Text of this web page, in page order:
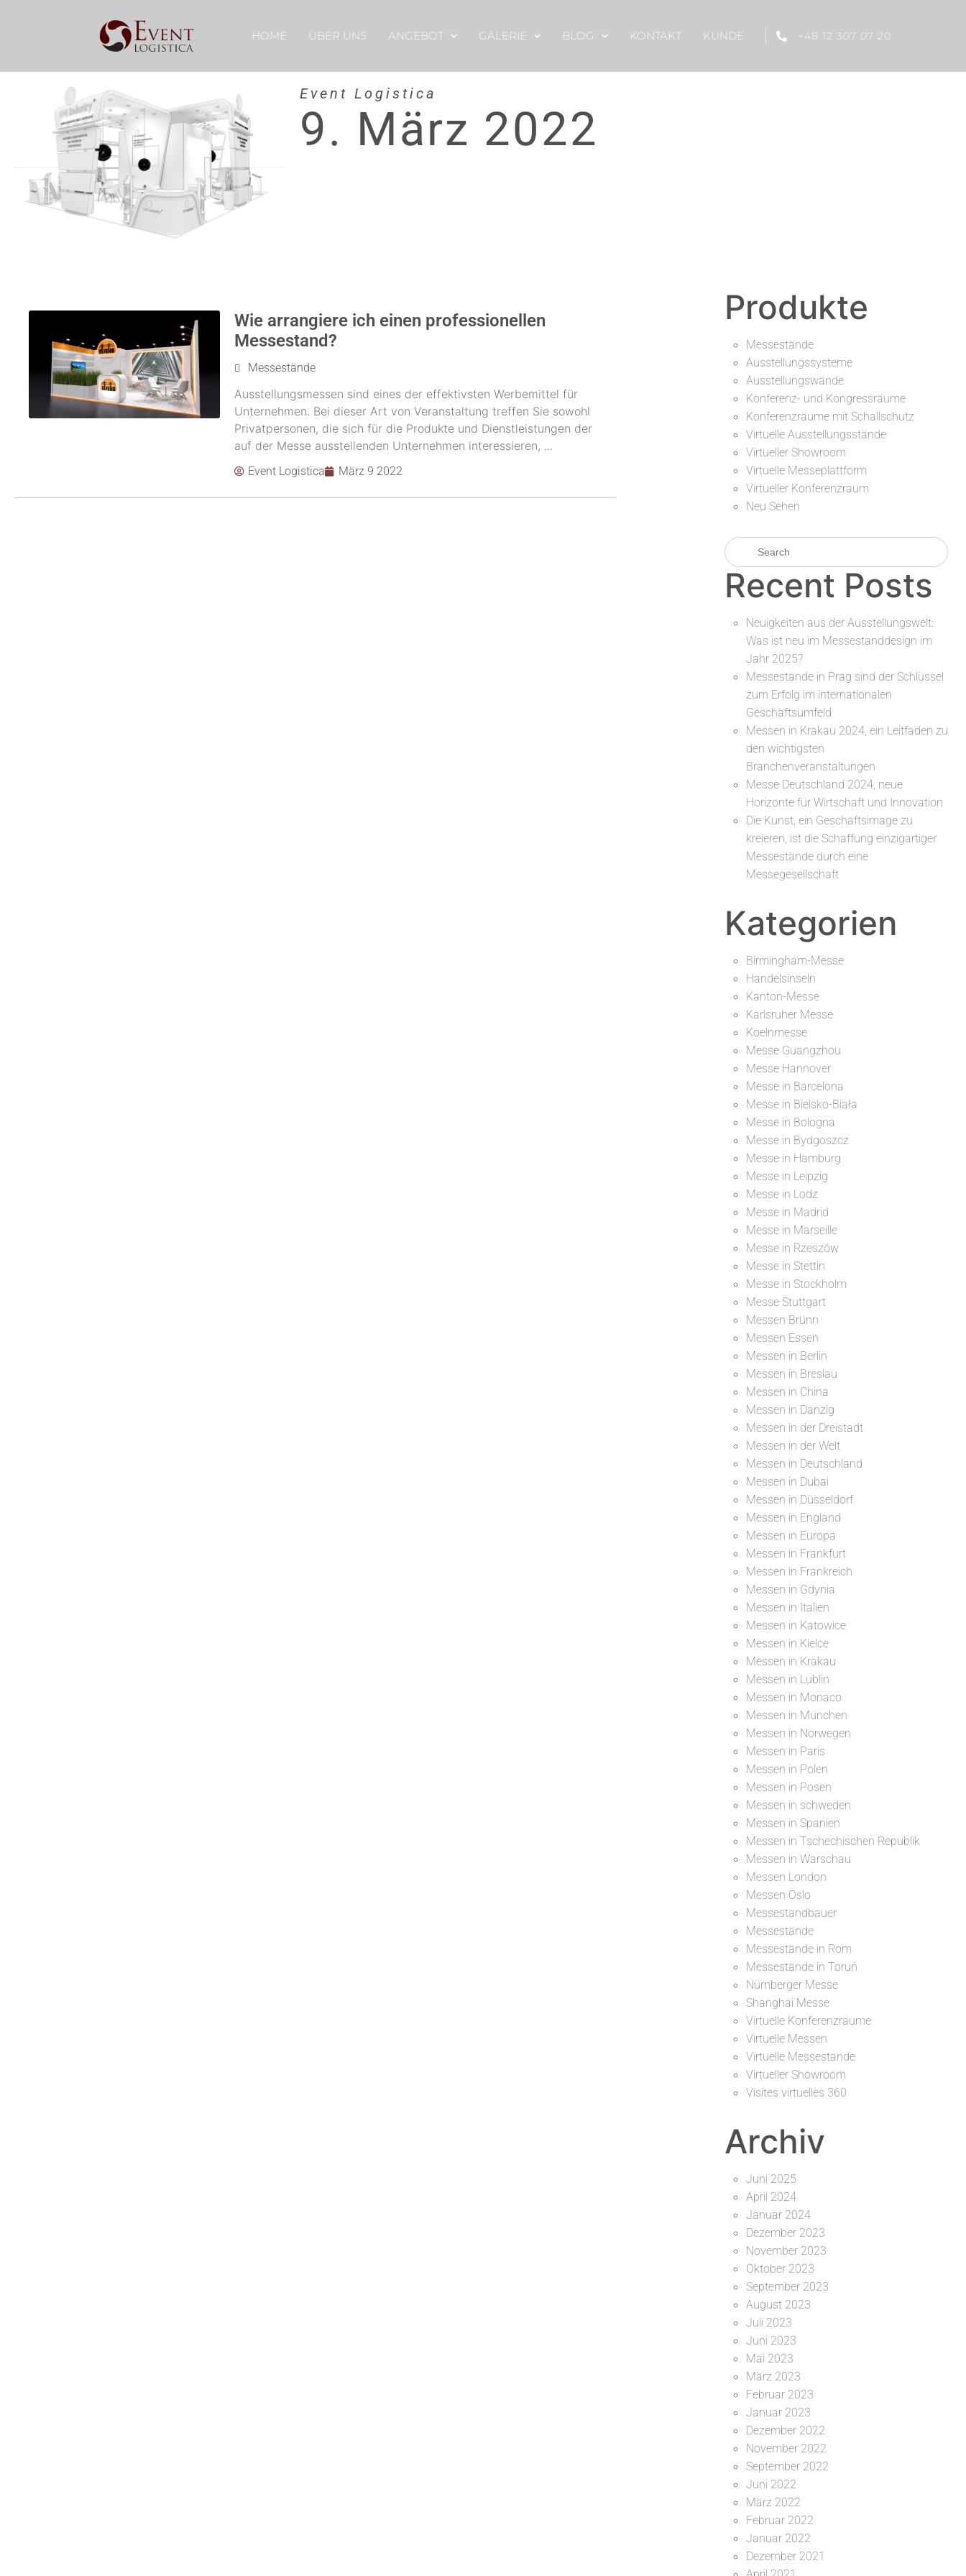
HOME ÜBER UNS ANGEBOT GALERIE BLOG KONTAKT KUNDE +48 12 307 07 20
Event Logistica
9. März 2022
Wie arrangiere ich einen professionellen
Messestand?
Messestände
Ausstellungsmessen sind eines der effektivsten Werbemittel für
Unternehmen. Bei dieser Art von Veranstaltung treffen Sie sowohl
Privatpersonen, die sich für die Produkte und Dienstleistungen der
auf der Messe ausstellenden Unternehmen interessieren, ...
Event Logistica März 9 2022
Produkte
Messestände
Ausstellungssysteme
Ausstellungswände
Konferenz- und Kongressräume
Konferenzräume mit Schallschutz
Virtuelle Ausstellungsstände
Virtueller Showroom
Virtuelle Messeplattform
Virtueller Konferenzraum
Neu Sehen
Recent Posts
Neuigkeiten aus der Ausstellungswelt:
Was ist neu im Messestanddesign im
Jahr 2025?
Messestände in Prag sind der Schlüssel
zum Erfolg im internationalen
Geschäftsumfeld
Messen in Krakau 2024, ein Leitfaden zu
den wichtigsten
Branchenveranstaltungen
Messe Deutschland 2024, neue
Horizonte für Wirtschaft und Innovation
Die Kunst, ein Geschäftsimage zu
kreieren, ist die Schaffung einzigartiger
Messestände durch eine
Messegesellschaft
Kategorien
Birmingham-Messe
Handelsinseln
Kanton-Messe
Karlsruher Messe
Koelnmesse
Messe Guangzhou
Messe Hannover
Messe in Barcelona
Messe in Bielsko-Biała
Messe in Bologna
Messe in Bydgoszcz
Messe in Hamburg
Messe in Leipzig
Messe in Lodz
Messe in Madrid
Messe in Marseille
Messe in Rzeszów
Messe in Stettin
Messe in Stockholm
Messe Stuttgart
Messen Brünn
Messen Essen
Messen in Berlin
Messen in Breslau
Messen in China
Messen in Danzig
Messen in der Dreistadt
Messen in der Welt
Messen in Deutschland
Messen in Dubai
Messen in Düsseldorf
Messen in England
Messen in Europa
Messen in Frankfurt
Messen in Frankreich
Messen in Gdynia
Messen in Italien
Messen in Katowice
Messen in Kielce
Messen in Krakau
Messen in Lublin
Messen in Monaco
Messen in München
Messen in Norwegen
Messen in Paris
Messen in Polen
Messen in Posen
Messen in schweden
Messen in Spanien
Messen in Tschechischen Republik
Messen in Warschau
Messen London
Messen Oslo
Messestandbauer
Messestände
Messestände in Rom
Messestände in Toruń
Nürnberger Messe
Shanghai Messe
Virtuelle Konferenzräume
Virtuelle Messen
Virtuelle Messestände
Virtueller Showroom
Visites virtuelles 360
Archiv
Juni 2025
April 2024
Januar 2024
Dezember 2023
November 2023
Oktober 2023
September 2023
August 2023
Juli 2023
Juni 2023
Mai 2023
März 2023
Februar 2023
Januar 2023
Dezember 2022
November 2022
September 2022
Juni 2022
März 2022
Februar 2022
Januar 2022
Dezember 2021